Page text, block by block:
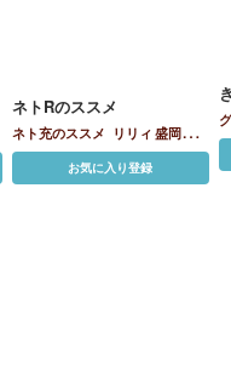
ネトRのススメ
ネト充のススメ リリィ 盛岡森
子
お気に入り登録